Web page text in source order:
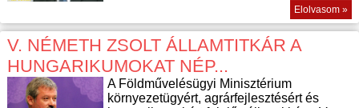
Elolvasom »
V. NÉMETH ZSOLT ÁLLAMTITKÁR A
HUNGARIKUMOKAT NÉP...
A Földművelésügyi Minisztérium
környezetügyért, agrárfejlesztésért és